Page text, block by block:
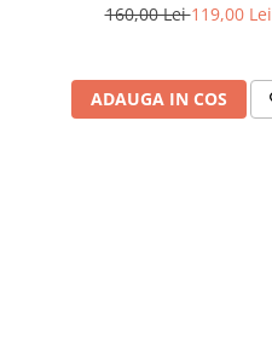
160,00 Lei119,00 Lei
ADAUGA IN COS